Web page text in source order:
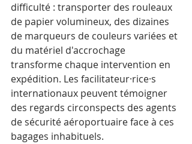
difficulté : transporter des rouleaux
de papier volumineux, des dizaines
de marqueurs de couleurs variées et
du matériel d'accrochage
transforme chaque intervention en
expédition. Les facilitateur·rice·s
internationaux peuvent témoigner
des regards circonspects des agents
de sécurité aéroportuaire face à ces
bagages inhabituels.